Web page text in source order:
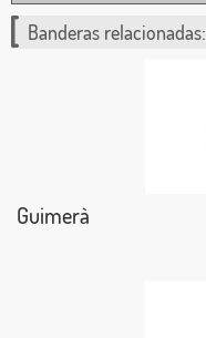
Banderas relacionadas:
Guimerà